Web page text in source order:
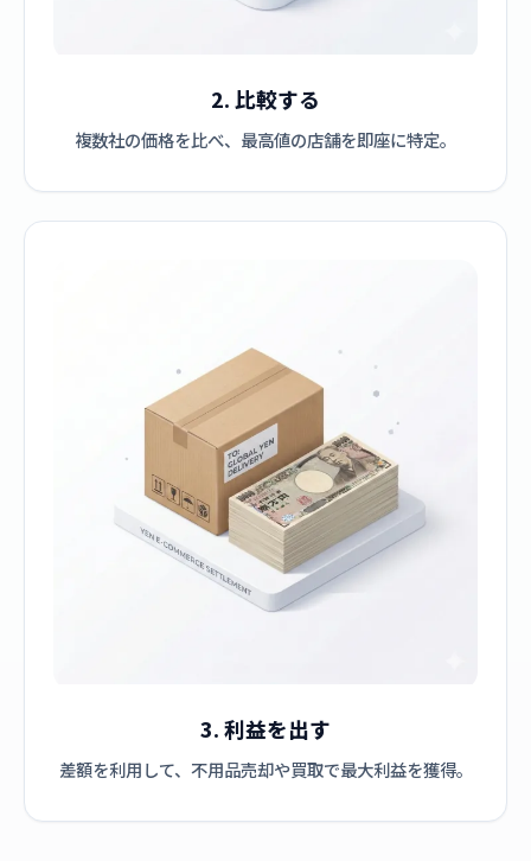
2. 比較する
複数社の価格を比べ、最高値の店舗を即座に特定。
3. 利益を出す
差額を利用して、不用品売却や買取で最大利益を獲得。